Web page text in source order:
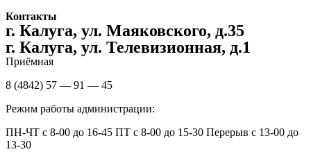
Контакты
г. Калуга, ул. Маяковского, д.35
г. Калуга, ул. Телевизионная, д.1
Приёмная
8 (4842) 57 — 91 — 45
Режим работы администрации:
ПН-ЧТ с 8-00 до 16-45 ПТ с 8-00 до 15-30 Перерыв с 13-00 до
13-30